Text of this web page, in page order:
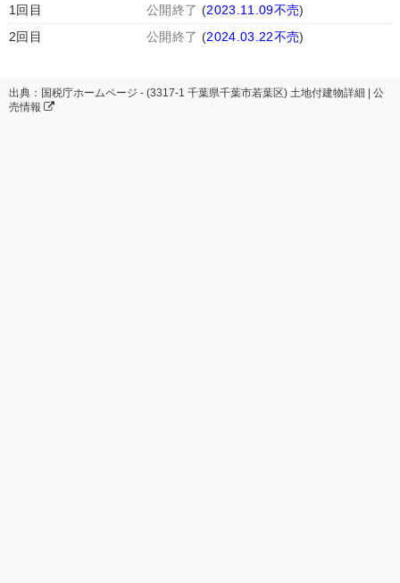
1回目 公開終了 (2023.11.09不売)
2回目
公開終了 (2024.03.22不売)
出典：国税庁ホームページ - (3317-1 千葉県千葉市若葉区) 土地付建物詳細 | 公
売情報